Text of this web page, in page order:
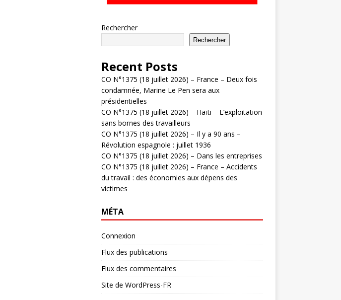
Rechercher
Rechercher
Recent Posts
CO N°1375 (18 juillet 2026) – France – Deux fois
condamnée, Marine Le Pen sera aux
présidentielles
CO N°1375 (18 juillet 2026) – Haïti – L’exploitation
sans bornes des travailleurs
CO N°1375 (18 juillet 2026) – Il y a 90 ans –
Révolution espagnole : juillet 1936
CO N°1375 (18 juillet 2026) – Dans les entreprises
CO N°1375 (18 juillet 2026) – France – Accidents
du travail : des économies aux dépens des
victimes
MÉTA
Connexion
Flux des publications
Flux des commentaires
Site de WordPress-FR